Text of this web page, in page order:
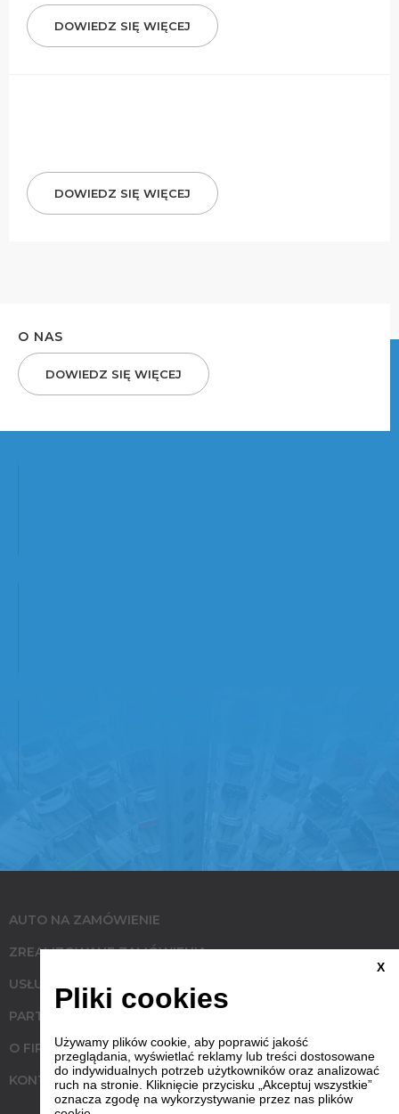
DOWIEDZ SIĘ WIĘCEJ
DOWIEDZ SIĘ WIĘCEJ
O NAS
DOWIEDZ SIĘ WIĘCEJ
AUTO NA ZAMÓWIENIE
ZREALIZOWANE ZAMÓWIENIA
USŁUGI
PARTNERZY
O FIRMIE
KONTAKT
X
Pliki cookies
Używamy plików cookie, aby poprawić jakość
przeglądania, wyświetlać reklamy lub treści dostosowane
do indywidualnych potrzeb użytkowników oraz analizować
ruch na stronie. Kliknięcie przycisku „Akceptuj wszystkie”
oznacza zgodę na wykorzystywanie przez nas plików